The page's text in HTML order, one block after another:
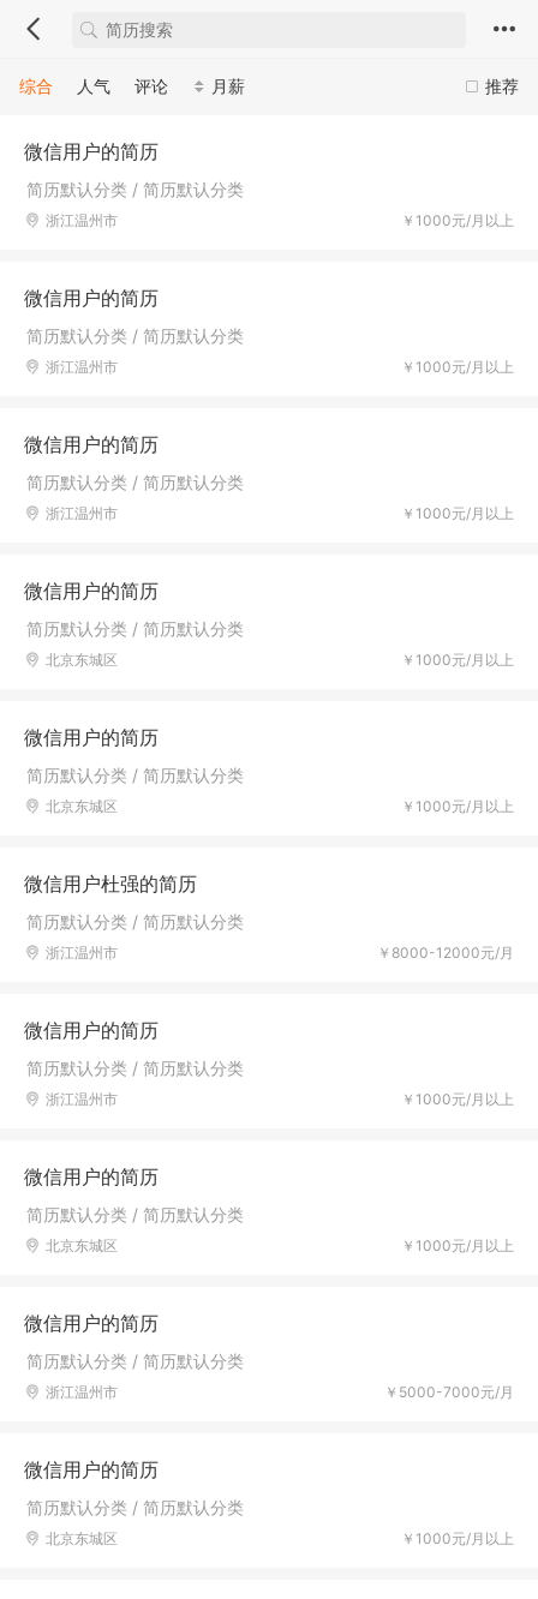
推荐
综合 人气 评论 月薪
微信用户的简历
简历默认分类 / 简历默认分类
￥1000元/月以上
浙江温州市
微信用户的简历
简历默认分类 / 简历默认分类
￥1000元/月以上
浙江温州市
微信用户的简历
简历默认分类 / 简历默认分类
￥1000元/月以上
浙江温州市
微信用户的简历
简历默认分类 / 简历默认分类
￥1000元/月以上
北京东城区
微信用户的简历
简历默认分类 / 简历默认分类
￥1000元/月以上
北京东城区
微信用户杜强的简历
简历默认分类 / 简历默认分类
￥8000-12000元/月
浙江温州市
微信用户的简历
简历默认分类 / 简历默认分类
￥1000元/月以上
浙江温州市
微信用户的简历
简历默认分类 / 简历默认分类
￥1000元/月以上
北京东城区
微信用户的简历
简历默认分类 / 简历默认分类
￥5000-7000元/月
浙江温州市
微信用户的简历
简历默认分类 / 简历默认分类
￥1000元/月以上
北京东城区